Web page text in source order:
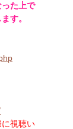
た上で
す。
に視聴い